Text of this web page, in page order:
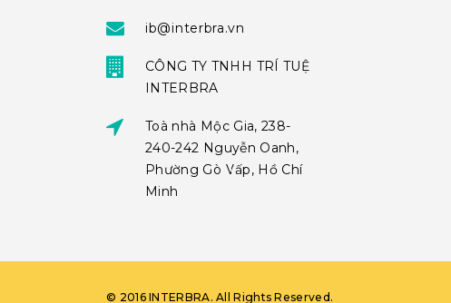
ib@interbra.vn
CÔNG TY TNHH TRÍ TUỆ
INTERBRA
Toà nhà Mộc Gia, 238-
240-242 Nguyễn Oanh,
Phường Gò Vấp, Hồ Chí
Minh
© 2016 INTERBRA. All Rights Reserved.